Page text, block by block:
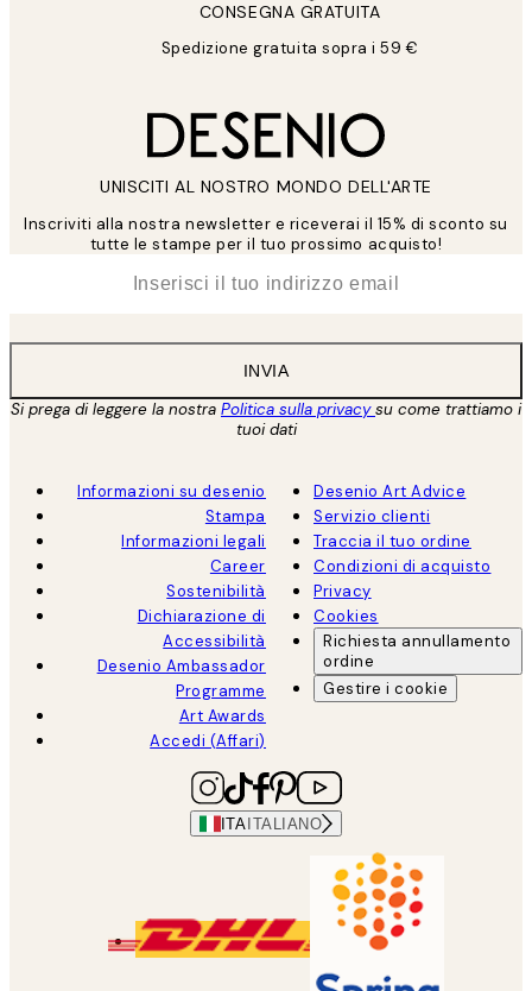
CONSEGNA GRATUITA
Spedizione gratuita sopra i 59 €
UNISCITI AL NOSTRO MONDO DELL'ARTE
Inscriviti alla nostra newsletter e riceverai il 15% di sconto su
tutte le stampe per il tuo prossimo acquisto!
INVIA
Si prega di leggere la nostra Politica sulla privacysu come trattiamo i
tuoi dati
Informazioni su desenio
Stampa
Informazioni legali
Career
Sostenibilità
Dichiarazione di
Accessibilità
Desenio Ambassador
Programme
Art Awards
Accedi (Affari)
Desenio Art Advice
Servizio clienti
Traccia il tuo ordine
Condizioni di acquisto
Privacy
Cookies
Richiesta annullamento
ordine
Gestire i cookie
ITA ITALIANO